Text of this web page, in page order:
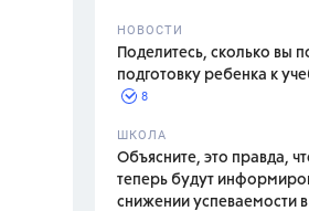
НОВОСТИ
Поделитесь, сколько вы
подготовку ребенка к
8
ШКОЛА
Объясните, это правда,
теперь будут
снижении успеваемости